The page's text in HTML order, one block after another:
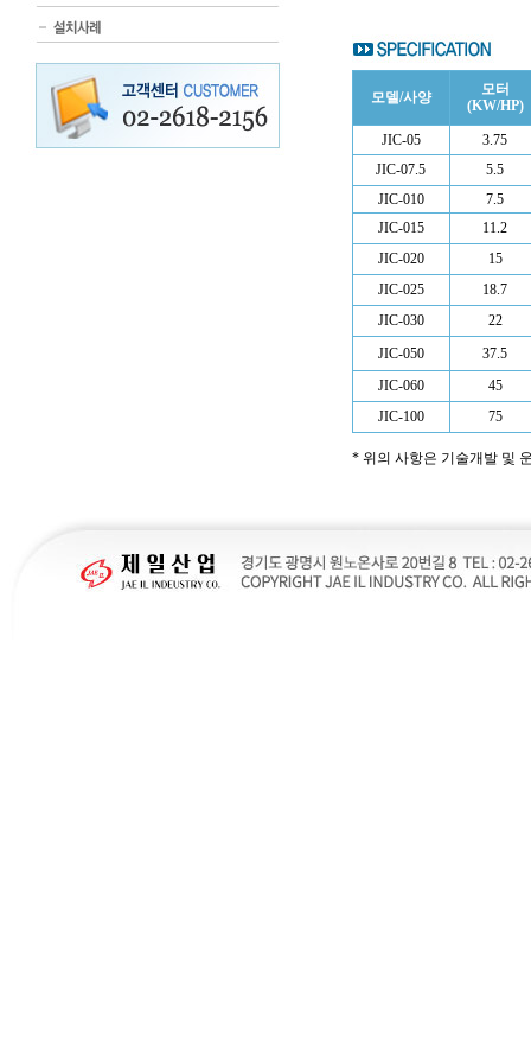
모델/사양
모터
(KW/HP)
JIC-05
3.75
JIC-07.5
5.5
JIC-010
7.5
JIC-015
11.2
JIC-020
15
JIC-025
18.7
JIC-030
22
JIC-050
37.5
JIC-060
45
JIC-100
75
* 위의 사항은 기술개발 및